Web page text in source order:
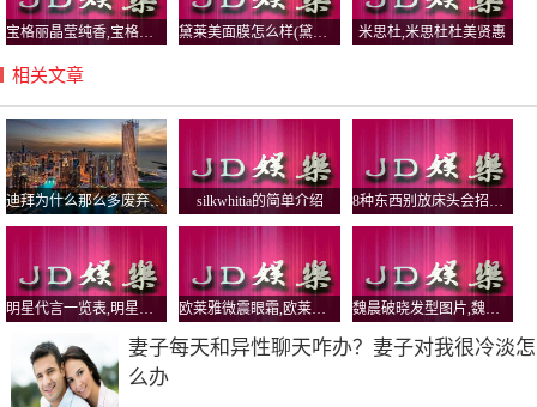
水瓶座
体 重
45kg
出生地
北京市
出生日期
1984年2月6日
职 业
米思杜,米思杜杜美贤惠
相关文章
迪拜为什么那么多废弃车？迪拜人可以娶几个老婆 silkwhitia的简单介绍
魏晨破晓发型图片,魏晨破晓MV
妻子每天和异性聊天咋办？妻子对我很冷淡怎
么办